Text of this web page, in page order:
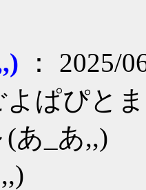
： 2025/
ぱぴと
あ_あ,,)